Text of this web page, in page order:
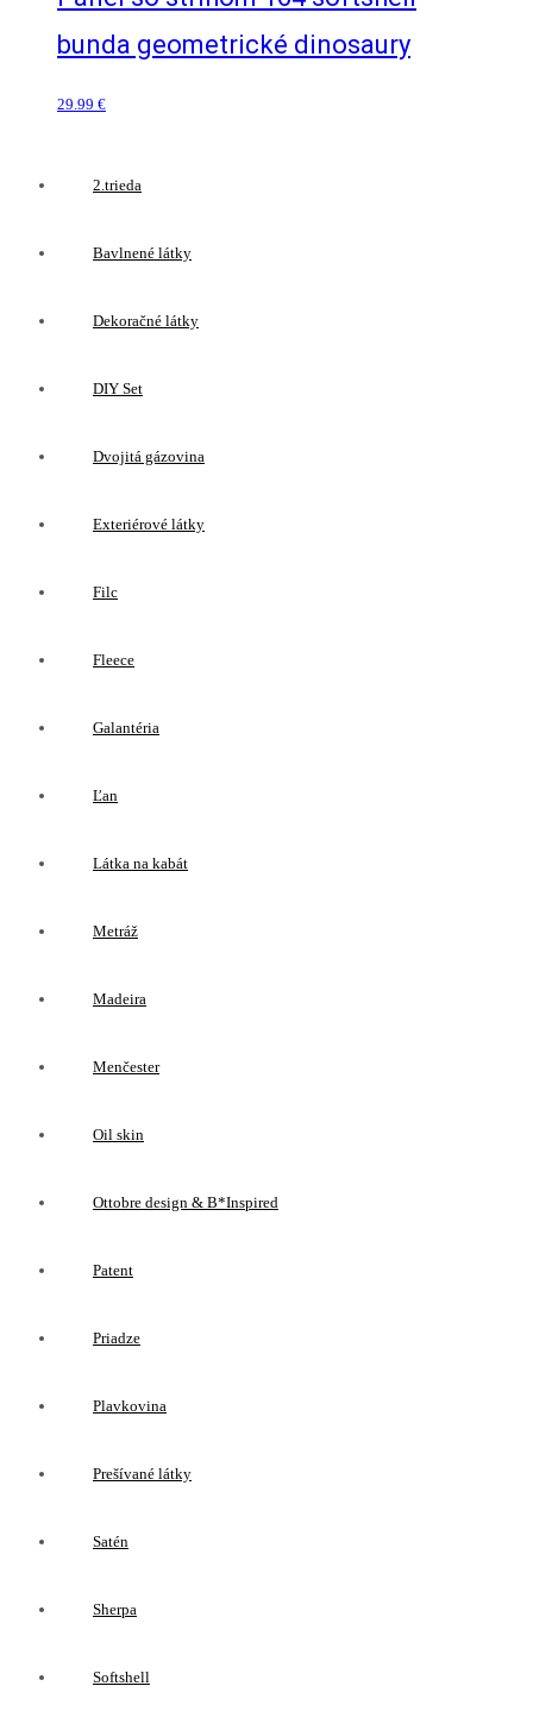
bunda geometrické dinosaury
29.99 €
2.trieda
Bavlnené látky
Dekoračné látky
DIY Set
Dvojitá gázovina
Exteriérové látky
Filc
Fleece
Galantéria
Ľan
Látka na kabát
Metráž
Madeira
Menčester
Oil skin
Ottobre design & B*Inspired
Patent
Priadze
Plavkovina
Prešívané látky
Satén
Sherpa
Softshell